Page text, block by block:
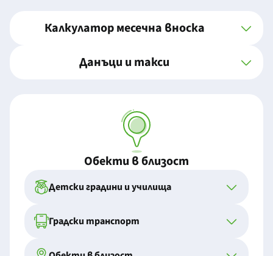
Калкулатор месечна вноска
Данъци и такси
Обекти в близост
Детски градини и училища
Градски транспорт